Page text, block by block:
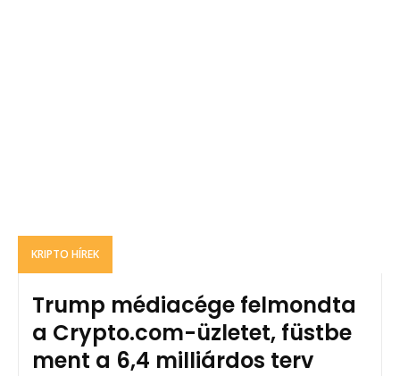
KRIPTO HÍREK
Trump médiacége felmondta
a Crypto.com-üzletet, füstbe
ment a 6,4 milliárdos terv